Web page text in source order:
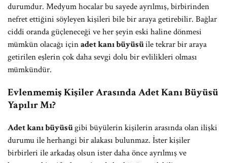
durumdur. Medyum hocalar bu sayede ayrılmış, birbirinden
nefret ettiğini söyleyen kişileri bile bir araya getirebilir. Bağlar
ciddi oranda güçleneceği ve her şeyin eski haline dönmesi
mümkün olacağı içinadet kanı büyüsüile tekrar bir araya
getirilen eşlerin çok daha sevgi dolu bir evlilikleri olması
mümkündür.
Evlenmemiş Kişiler Arasında Adet Kanı Büyüsü
Yapılır Mı?
Adet kanı büyüsügibi büyülerin kişilerin arasında olan ilişki
durumu ile herhangi bir alakası bulunmaz. İster kişiler
birbirleri ile arkadaş olsun ister daha önce ayrılmış ve